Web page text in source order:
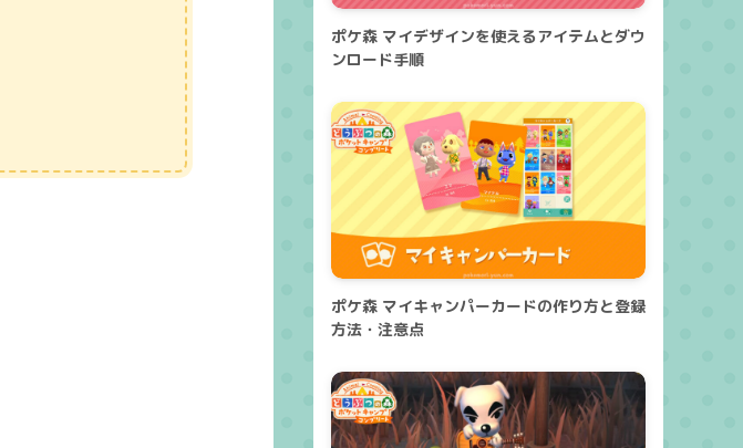
ポケ森 マイデザインを使えるアイテムとダウ
ンロード手順
ポケ森 マイキャンパーカードの作り方と登録
方法・注意点